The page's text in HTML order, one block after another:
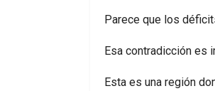
Parece que los
Esa contradicción es
Esta es una región